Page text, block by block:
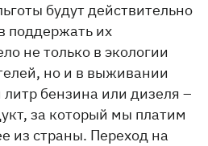
будут действительно
поддержать их
не только в экологии
но и в выживании
бензина или дизеля –
за который мы платим
из страны. Переход на